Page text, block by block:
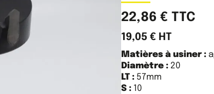
22,86 € TTC
19,05 € HT
Matières à usiner :
Diamètre : 20
LT : 57mm
S : 10